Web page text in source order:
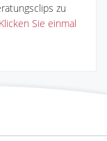
zu
Klicken Sie einmal